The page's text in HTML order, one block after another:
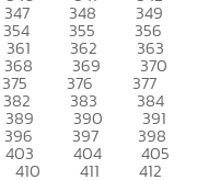
347 348 349
354 355 356
361 362 363
368 369 370
375 376 377
382 383 384
389 390 391
396 397 398
403 404 405
410 411 412